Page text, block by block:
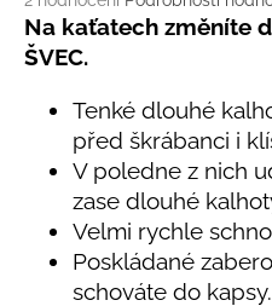
hodnocení
produktu
je
hvězdiček.
Na kaťatech změníte
ŠVEC.
Tenké dlouhé
před škrábanci i
V poledne z nich
zase dlouhé
Velmi rychle
Poskládané
schováte do kapsy.
u
j
LETNÍ
ČEPICE
SVĚTLE